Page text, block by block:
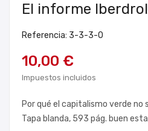
El informe
Referencia: 3-3-3-0
10,00 €
Impuestos incluidos
Por qué el capitalismo verde no
Tapa blanda, 593 pág. buen